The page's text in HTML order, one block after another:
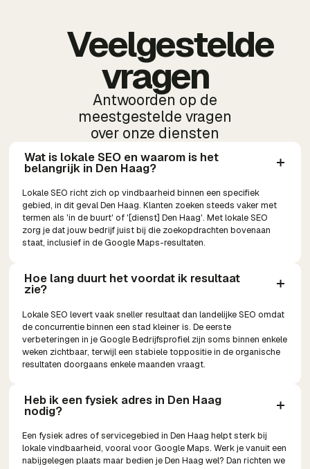
Veelgestelde
vragen
Antwoorden op de
meestgestelde vragen
over onze diensten
Wat is lokale SEO en waarom is het
belangrijk in Den Haag?
Lokale SEO richt zich op vindbaarheid binnen een specifiek
gebied, in dit geval Den Haag. Klanten zoeken steeds vaker met
termen als 'in de buurt' of '[dienst] Den Haag'. Met lokale SEO
zorg je dat jouw bedrijf juist bij die zoekopdrachten bovenaan
staat, inclusief in de Google Maps-resultaten.
Hoe lang duurt het voordat ik resultaat
zie?
Lokale SEO levert vaak sneller resultaat dan landelijke SEO omdat
de concurrentie binnen een stad kleiner is. De eerste
verbeteringen in je Google Bedrijfsprofiel zijn soms binnen enkele
weken zichtbaar, terwijl een stabiele toppositie in de organische
resultaten doorgaans enkele maanden vraagt.
Heb ik een fysiek adres in Den Haag
nodig?
Een fysiek adres of servicegebied in Den Haag helpt sterk bij
lokale vindbaarheid, vooral voor Google Maps. Werk je vanuit een
nabijgelegen plaats maar bedien je Den Haag wel? Dan richten we